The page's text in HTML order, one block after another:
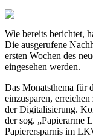
Wie bereits berichtet,
Die ausgerufene
ersten Wochen des
eingesehen werden.
Das Monatsthema für
einzusparen,
der Digitalisierung.
der sog. „Papierarme
Papierersparnis im